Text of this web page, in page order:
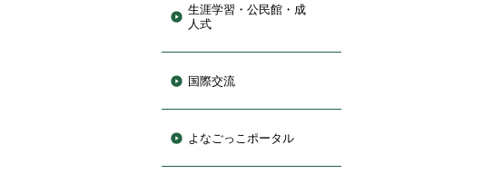
生涯学習・公民館・成
人式
国際交流
よなごっこポータル